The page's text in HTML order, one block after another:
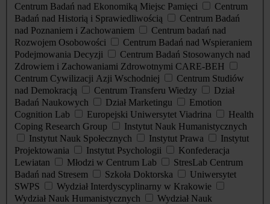
Centrum Badań nad Ekonomiką Miejsc Pamięci
Centrum
Badań nad Historią i Sprawiedliwością
Centrum Badań
nad Poznaniem i Zachowaniem
Centrum badań nad
Rozwojem Osobowości
Centrum Badań nad Wspieraniem
Podejmowania Decyzji
Centrum Badań Stosowanych nad
Zdrowiem i Zachowaniami Zdrowotnymi CARE-BEH
Centrum Cywilizacji Azji Wschodniej
Centrum Studiów
nad Demokracją
Centrum Transferu Wiedzy
Dział
Badań Naukowych
Dział Marketingu
Emotion
Cognition Lab
Europejski Uniwersytet Viadrina
Health
Coping Research Group
Instytut Nauk Humanistycznych
Instytut Nauk Społecznych
Instytut Prawa
Instytut
Projektowania
Instytut Psychologii
Konfederacja
Lewiatan
Młodzi w Centrum Lab
StresLab Centrum
Badań nad Stresem
Szkoła Doktorska
Uniwersytet
SWPS
Wydział Interdyscyplinarny w Krakowie
Wydział Nauk Humanistycznych
Wydział Nauk